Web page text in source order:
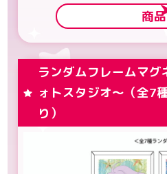
商
ランダムフレームマ
ォトスタジオ～（全7
り）